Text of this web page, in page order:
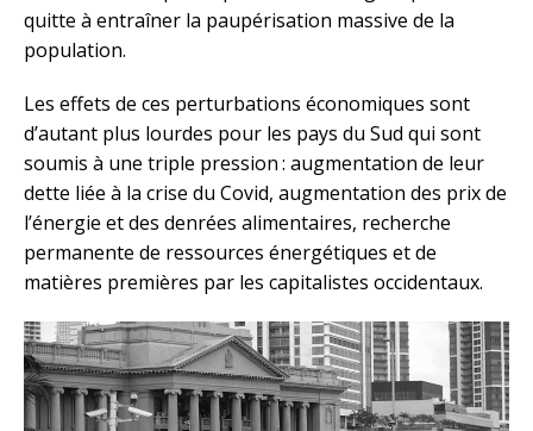
quitte à entraîner la paupérisation massive de la
population.
Les effets de ces perturbations économiques sont
d’autant plus lourdes pour les pays du Sud qui sont
soumis à une triple pression : augmentation de leur
dette liée à la crise du Covid, augmentation des prix de
l’énergie et des denrées alimentaires, recherche
permanente de ressources énergétiques et de
matières premières par les capitalistes occidentaux.